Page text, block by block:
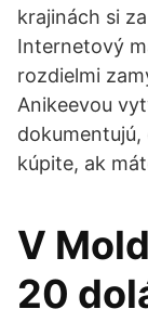
krajinách si
Internetový
rozdielmi
Anikeevou
kúpite, ak
V
20